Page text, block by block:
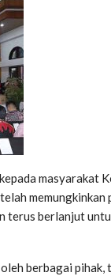
masyarakat
terus berlanjut
berbagai